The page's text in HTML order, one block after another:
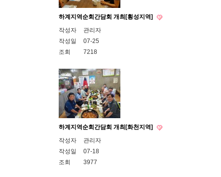
하계지역순회간담회 개최[횡성지역]
작성자
관리자
작성일
07-25
조회
7218
하계지역순회간담회 개최[화천지역]
작성자
관리자
작성일
07-18
조회
3977